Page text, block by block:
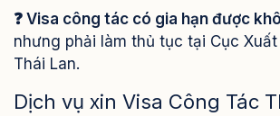
❓ Visa công tác có gia hạn được
nhưng phải làm thủ tục tại Cục Xuất
Thái Lan.
Dịch vụ xin Visa Công Tác